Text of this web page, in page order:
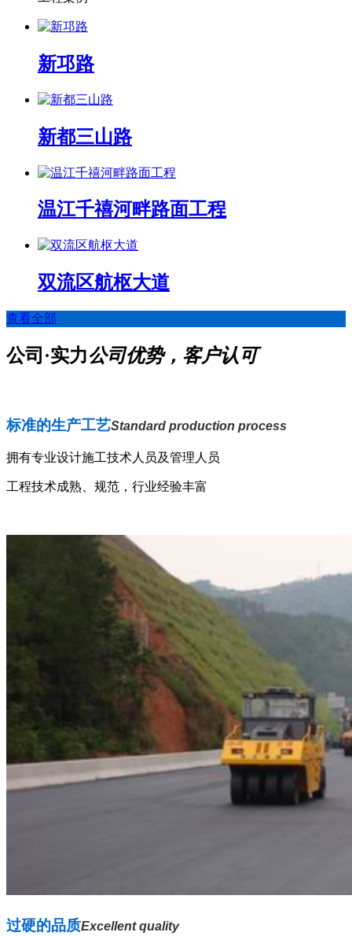
新邛路
新都三山路
温江千禧河畔路面工程
双流区航枢大道
查看全部
公司·实力公司优势，客户认可
标准的生产工艺Standard production process
拥有专业设计施工技术人员及管理人员
工程技术成熟、规范，行业经验丰富
过硬的品质Excellent quality